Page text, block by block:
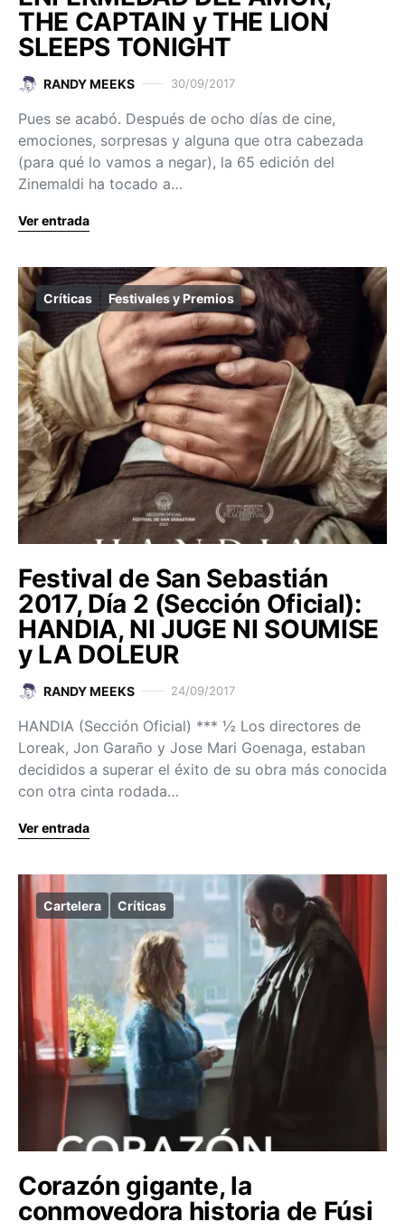
THE CAPTAIN y THE LION
SLEEPS TONIGHT
RANDY MEEKS 30/09/2017
Pues se acabó. Después de ocho días de cine,
emociones, sorpresas y alguna que otra cabezada
(para qué lo vamos a negar), la 65 edición del
Zinemaldi ha tocado a…
Ver entrada
Críticas Festivales y Premios
Festival de San Sebastián
2017, Día 2 (Sección Oficial):
HANDIA, NI JUGE NI SOUMISE
y LA DOLEUR
RANDY MEEKS 24/09/2017
HANDIA (Sección Oficial) *** ½ Los directores de
Loreak, Jon Garaño y Jose Mari Goenaga, estaban
decididos a superar el éxito de su obra más conocida
con otra cinta rodada…
Ver entrada
Cartelera Críticas
Corazón gigante, la
conmovedora historia de Fúsi